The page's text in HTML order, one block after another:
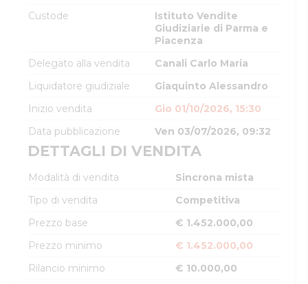
Custode
Istituto Vendite
Giudiziarie di Parma e
Piacenza
Delegato alla vendita
Canali Carlo Maria
Liquidatore giudiziale
Giaquinto Alessandro
Inizio vendita
Gio 01/10/2026, 15:30
Data pubblicazione
Ven 03/07/2026, 09:32
DETTAGLI DI VENDITA
Modalità di vendita
Sincrona mista
Tipo di vendita
Competitiva
Prezzo base
€ 1.452.000,00
Prezzo minimo
€ 1.452.000,00
Rilancio minimo
€ 10.000,00